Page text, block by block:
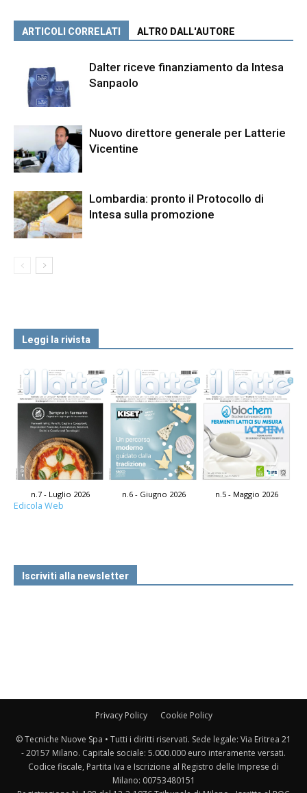
ARTICOLI CORRELATI ALTRO DALL'AUTORE
Dalter riceve finanziamento da Intesa
Sanpaolo
Nuovo direttore generale per Latterie
Vicentine
Lombardia: pronto il Protocollo di
Intesa sulla promozione
Leggi la rivista
n.7 - Luglio 2026 n.6 - Giugno 2026 n.5 - Maggio 2026
Edicola Web
Iscriviti alla newsletter
Privacy Policy Cookie Policy
© Tecniche Nuove Spa • Tutti i diritti riservati. Sede legale: Via Eritrea 21
- 20157 Milano. Capitale sociale: 5.000.000 euro interamente versati.
Codice fiscale, Partita Iva e Iscrizione al Registro delle Imprese di
Milano: 00753480151